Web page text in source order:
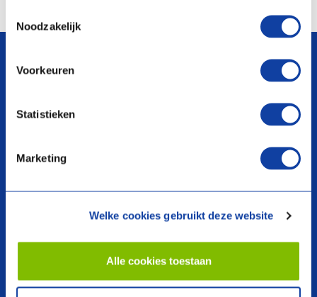
Noodzakelijk
Voorkeuren
Statistieken
Marketing
Welke cookies gebruikt deze website
Alle cookies toestaan
search